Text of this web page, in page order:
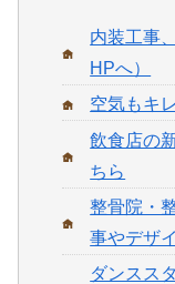
内装工事
HPへ）
空気もキ
飲食店の
ちら
整骨院・
事やデザ
ダンスス